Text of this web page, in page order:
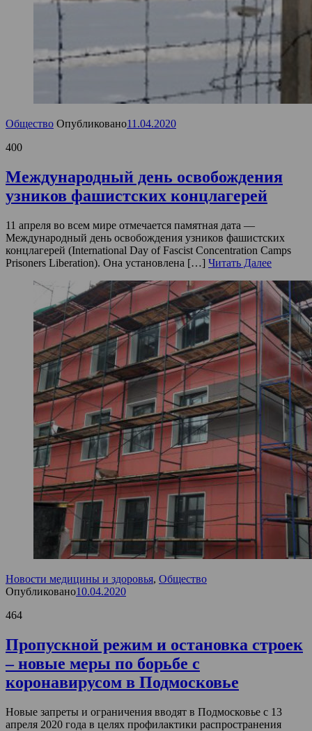
Общество Опубликовано11.04.2020
400
Международный день освобождения
узников фашистских концлагерей
11 апреля во всем мире отмечается памятная дата —
Международный день освобождения узников фашистских
концлагерей (International Day of Fascist Concentration Camps
Prisoners Liberation). Она установлена […] Читать Далее
Новости медицины и здоровья, Общество
Опубликовано10.04.2020
464
Пропускной режим и остановка строек
– новые меры по борьбе с
коронавирусом в Подмосковье
Новые запреты и ограничения вводят в Подмосковье с 13
апреля 2020 года в целях профилактики распространения